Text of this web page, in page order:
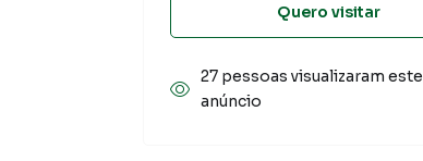
Quero visitar
27 pessoas visualizaram este
anúncio